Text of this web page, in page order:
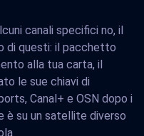
canali specifici no, il
di questi: il pacchetto
alla tua carta, il
le sue chiavi di
Canal+ e OSN dopo i
è su un satellite diverso